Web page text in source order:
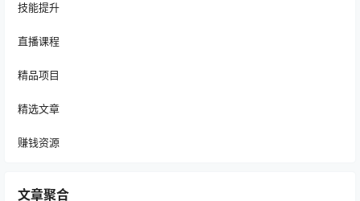
技能提升
直播课程
精品项目
精选文章
赚钱资源
文章聚合